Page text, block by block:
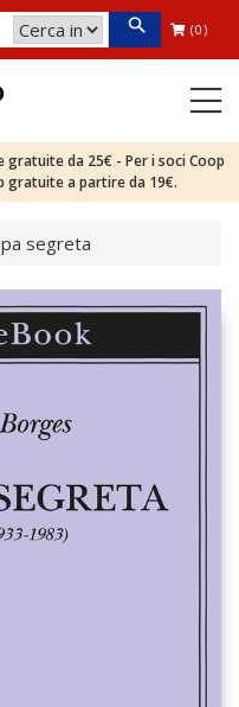
(0)
gratuite da 25€ - Per i soci Coop
gratuite a partire da 19€.
segreta